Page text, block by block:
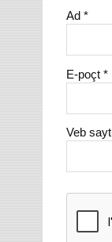
Ad*
E-poçt*
Veb sayt